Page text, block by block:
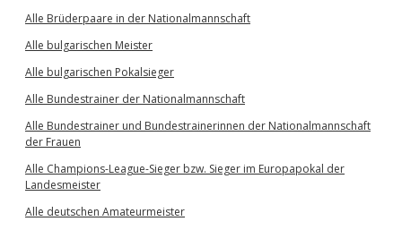
Alle Brüderpaare in der Nationalmannschaft
Alle bulgarischen Meister
Alle bulgarischen Pokalsieger
Alle Bundestrainer der Nationalmannschaft
Alle Bundestrainer und Bundestrainerinnen der Nationalmannschaft
der Frauen
Alle Champions-League-Sieger bzw. Sieger im Europapokal der
Landesmeister
Alle deutschen Amateurmeister